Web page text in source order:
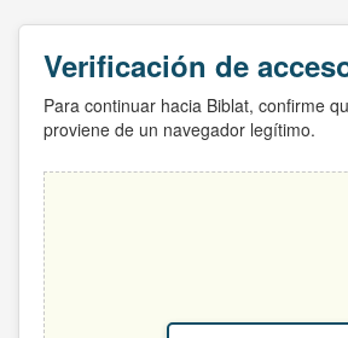
Verificación de
Para continuar hacia Biblat, confirme
proviene de un navegador legítimo.